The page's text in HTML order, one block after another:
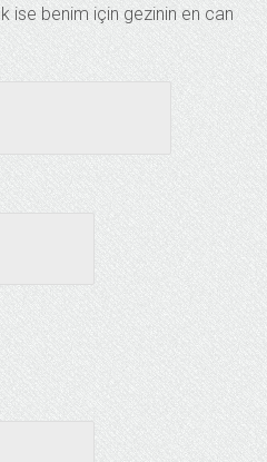
ise benim için gezinin en can